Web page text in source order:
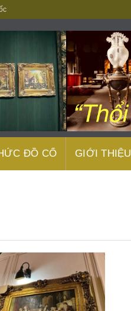
ĐỒ CỔ GIỚI THIỆU